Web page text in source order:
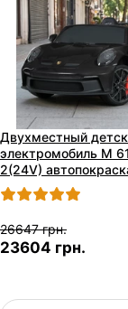
Двухместный
электромобиль M
2(24V)
с EVA колесами
26647 грн.
23604 грн.